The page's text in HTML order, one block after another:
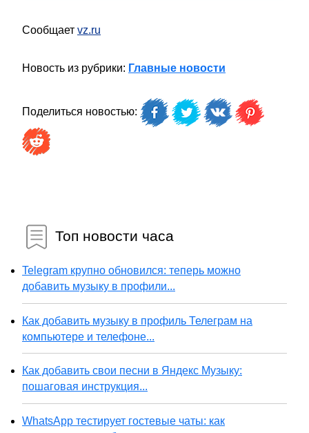
Сообщает vz.ru
Новость из рубрики: Главные новости
Поделиться новостью:
Топ новости часа
Telegram крупно обновился: теперь можно
добавить музыку в профили...
Как добавить музыку в профиль Телеграм на
компьютере и телефоне...
Как добавить свои песни в Яндекс Музыку:
пошаговая инструкция...
WhatsApp тестирует гостевые чаты: как